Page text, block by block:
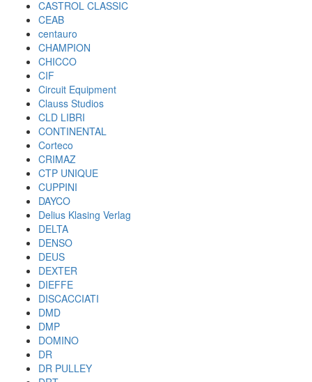
CASTROL CLASSIC
CEAB
centauro
CHAMPION
CHICCO
CIF
Circuit Equipment
Clauss Studios
CLD LIBRI
CONTINENTAL
Corteco
CRIMAZ
CTP UNIQUE
CUPPINI
DAYCO
Delius Klasing Verlag
DELTA
DENSO
DEUS
DEXTER
DIEFFE
DISCACCIATI
DMD
DMP
DOMINO
DR
DR PULLEY